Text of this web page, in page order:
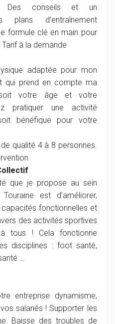
Des conseils et un
plans d’entraînement
formule clé en main pour
à la demande
adaptée pour mon
qui prend en compte ma
votre âge et votre
pratiquer une activité
bénéfique pour votre
qualité 4 à 8 personnes.
que je propose au sein
est d’améliorer,
fonctionnelles et
des activités sportives
tous ! Cela fonctionne
disciplines : foot santé,
…
entreprise dynamisme,
salariés ! Supporter les
Baisse des troubles de